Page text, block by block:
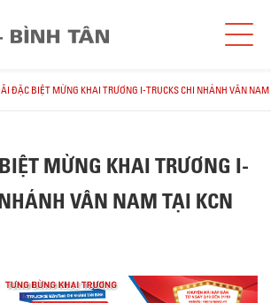
ĐẶC BIỆT MỪNG KHAI TRƯƠNG I-TRUCKS CHI NHÁNH VÂN
MỪNG KHAI TRƯƠNG I-
VÂN NAM TẠI KCN